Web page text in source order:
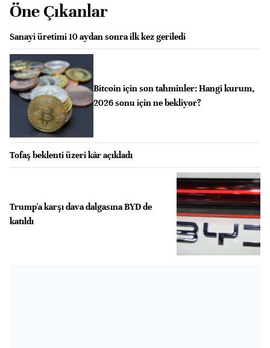
Öne Çıkanlar
Sanayi üretimi 10 aydan sonra ilk kez geriledi
Bitcoin için son tahminler: Hangi kurum,
2026 sonu için ne bekliyor?
Tofaş beklenti üzeri kâr açıkladı
Trump'a karşı dava dalgasına BYD de
katıldı